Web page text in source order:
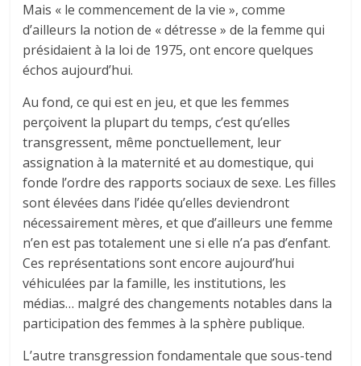
Mais « le commencement de la vie », comme
d’ailleurs la notion de « détresse » de la femme qui
présidaient à la loi de 1975, ont encore quelques
échos aujourd’hui.
Au fond, ce qui est en jeu, et que les femmes
perçoivent la plupart du temps, c’est qu’elles
transgressent, même ponctuellement, leur
assignation à la maternité et au domestique, qui
fonde l’ordre des rapports sociaux de sexe. Les filles
sont élevées dans l’idée qu’elles deviendront
nécessairement mères, et que d’ailleurs une femme
n’en est pas totalement une si elle n’a pas d’enfant.
Ces représentations sont encore aujourd’hui
véhiculées par la famille, les institutions, les
médias… malgré des changements notables dans la
participation des femmes à la sphère publique.
L’autre transgression fondamentale que sous-tend